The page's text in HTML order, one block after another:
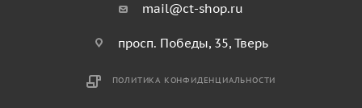
mail@ct-shop.ru
просп. Победы, 35, Тверь
ПОЛИТИКА КОНФИДЕНЦИАЛЬНОСТИ